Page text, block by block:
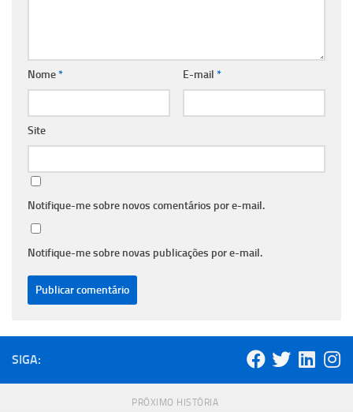
Nome* E-mail *
Site
Notifique-me sobre novos comentários por e-mail.
Notifique-me sobre novas publicações por e-mail.
SIGA:
PRÓXIMO HISTÓRIA